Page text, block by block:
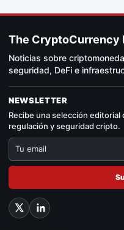
The CryptoCurrency
Noticias sobre
seguridad, DeFi e
NEWSLETTER
Recibe una selección
regulación y seguridad cripto.